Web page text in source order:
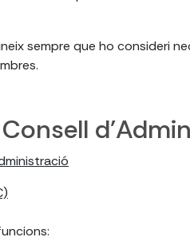
sempre que ho consideri